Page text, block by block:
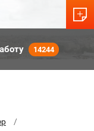
14244